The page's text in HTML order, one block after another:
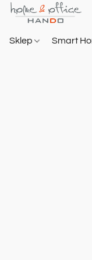
Sklep Smart